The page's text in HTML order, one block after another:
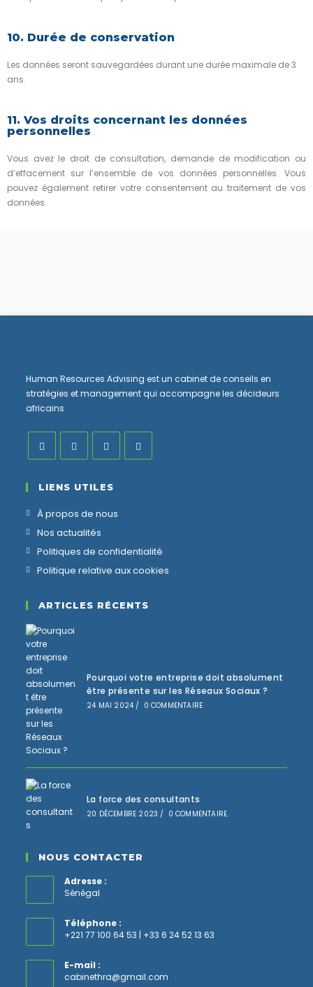
10. Durée de conservation
Les données seront sauvegardées durant une durée maximale de 3
ans.
11. Vos droits concernant les données
personnelles
Vous avez le droit de consultation, demande de modification ou
d’effacement sur l’ensemble de vos données personnelles. Vous
pouvez également retirer votre consentement au traitement de vos
données.
Human Resources Advising est un cabinet de conseils en
stratégies et management qui accompagne les décideurs
africains
LIENS UTILES
À propos de nous
Nos actualités
Politiques de confidentialité
Politique relative aux cookies
ARTICLES RÉCENTS
Pourquoi votre entreprise doit absolument
être présente sur les Réseaux Sociaux ?
24 MAI 2024 / 0 COMMENTAIRE
La force des consultants
20 DÉCEMBRE 2023 / 0 COMMENTAIRE
NOUS CONTACTER
Adresse :
Sénégal
Téléphone :
+221 77 100 64 53 | +33 6 24 52 13 63
E-mail :
cabinethra@gmail.com